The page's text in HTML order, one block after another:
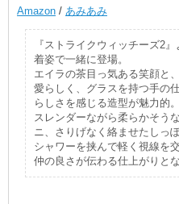
Amazon / あみあみ
『ストライクウィッチーズ2』
着姿で一緒に登場。
エイラの茶目っ気ある笑顔と
愛らしく、グラスを持つ手の
らしさを感じる造型が魅力的。
スレンダーながら柔らかそう
ニ、さりげなく絡ませたしっ
シャワーを挟んで軽く視線を
仲の良さが伝わる仕上がりと